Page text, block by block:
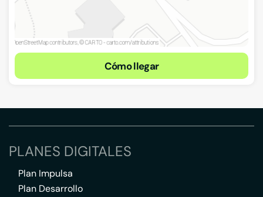
Cómo llegar
PLANES DIGITALES
Plan Impulsa
Plan Desarrollo